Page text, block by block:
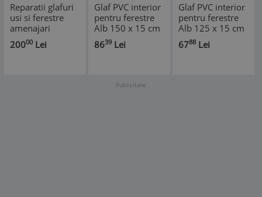
Reparatii glafuri
usi si ferestre
amenajari
interioare
20000 Lei
Glaf PVC interior
pentru ferestre
Alb 150 x 15 cm
8639 Lei
Glaf PVC interior
pentru ferestre
Alb 125 x 15 cm
6788 Lei
Publicitate